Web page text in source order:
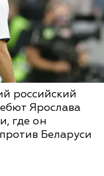
российский
Ярослава
где он
Беларуси